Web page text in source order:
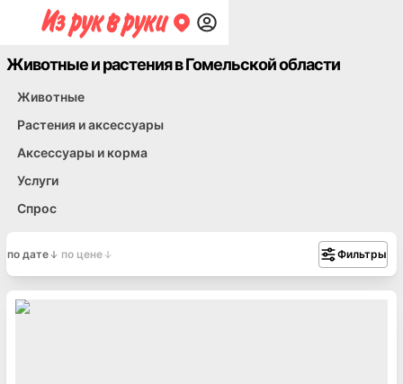
Животные и растения в Гомельской области
Животные
Растения и аксессуары
Аксессуары и корма
Услуги
Спрос
по дате по цене Фильтры